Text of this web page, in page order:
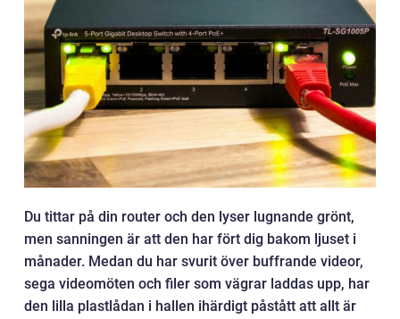
Du tittar på din router och den lyser lugnande grönt,
men sanningen är att den har fört dig bakom ljuset i
månader. Medan du har svurit över buffrande videor,
sega videomöten och filer som vägrar laddas upp, har
den lilla plastlådan i hallen ihärdigt påstått att allt är